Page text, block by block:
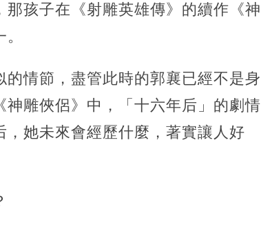
孩子在《射雕英雄傳》的續作《神
情節，盡管此時的郭襄已經不是身
雕俠侶》中，「十六年后」的劇情
她未來會經歷什麼，著實讓人好